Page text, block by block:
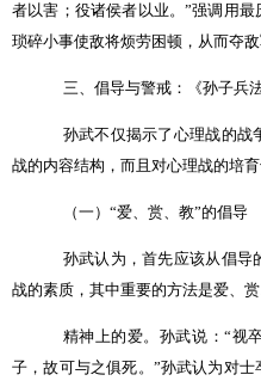
者以害；役诸侯者以业。”强调用
琐碎小事使敌将烦劳困顿，从而夺敌
三、倡导与警戒：《孙子兵
孙武不仅揭示了心理战的战
战的内容结构，而且对心理战的培育
（一）“爱、赏、教”的倡导
孙武认为，首先应该从倡导
战的素质，其中重要的方法是爱、赏
精神上的爱。孙武说：“视
子，故可与之俱死。”孙武认为对